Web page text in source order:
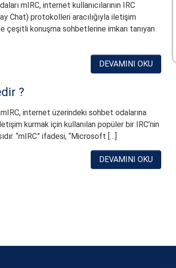
mIRC, internet kullanıcılarının IRC
Chat) protokolleri aracılığıyla iletişim
çeşitli konuşma sohbetlerine imkan tanıyan
DEVAMINI OKU
?
internet üzerindeki sohbet odalarına
kurmak için kullanılan popüler bir IRC’nin
“mIRC” ifadesi, “Microsoft […]
DEVAMINI OKU